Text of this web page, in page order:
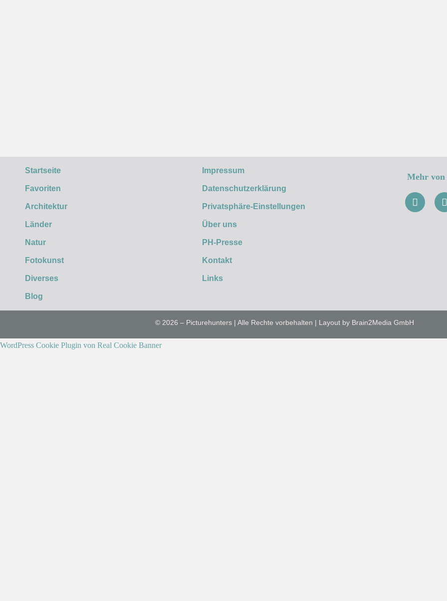
Startseite
Favoriten
Architektur
Länder
Natur
Fotokunst
Diverses
Blog
Impressum
Datenschutzerklärung
Privatsphäre-Einstellungen
Über uns
PH-Presse
Kontakt
Links
Mehr von
© 2026 – Picturehunters | Alle Rechte vorbehalten | Layout by Brain2Media GmbH
WordPress Cookie Plugin von Real Cookie Banner